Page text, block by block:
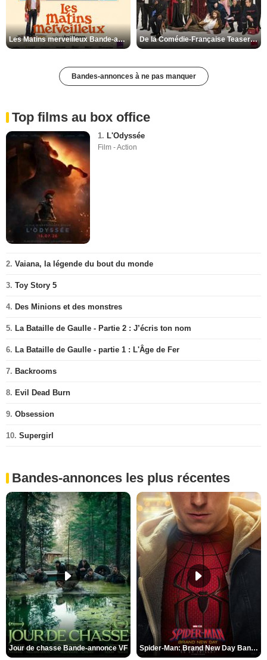
Les Matins merveilleux Bande-annonce VF De la Comédie-Française Teaser VF
Bandes-annonces à ne pas manquer
Top films au box office
1. L'Odyssée
Film - Action
2. Vaiana, la légende du bout du monde
3. Toy Story 5
4. Des Minions et des monstres
5. La Bataille de Gaulle - Partie 2 : J’écris ton nom
6. La Bataille de Gaulle - partie 1 : L'Âge de Fer
7. Backrooms
8. Evil Dead Burn
9. Obsession
10. Supergirl
Bandes-annonces les plus récentes
Jour de chasse Bande-annonce VF Spider-Man: Brand New Day Bande-annonce (3) VO STFR